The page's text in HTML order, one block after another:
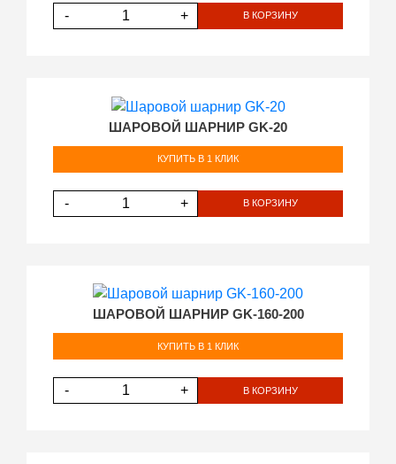
- + В КОРЗИНУ
ШАРОВОЙ ШАРНИР GK-20
КУПИТЬ В 1 КЛИК
- + В КОРЗИНУ
ШАРОВОЙ ШАРНИР GK-160-200
КУПИТЬ В 1 КЛИК
- + В КОРЗИНУ